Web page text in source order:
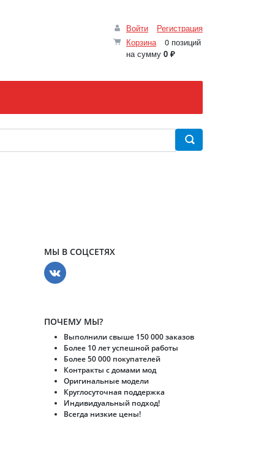
Войти
Регистрация
Корзина
0 позиций
на сумму 0 ₽
МЫ В СОЦСЕТЯХ
ПОЧЕМУ МЫ?
Выполнили свыше 150 000 заказов
Более 10 лет успешной работы
Более 50 000 покупателей
Контракты с домами мод
Оригинальные модели
Круглосуточная поддержка
Индивидуальный подход!
Всегда низкие цены!